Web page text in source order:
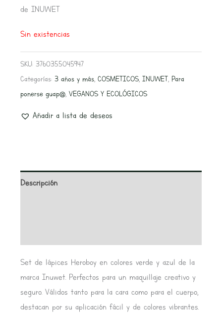
de INUWET
Sin existencias
SKU: 3760355045947
Categorías: 3 años y más, COSMETICOS, INUWET, Para
ponerse guap@, VEGANOS Y ECOLÓGICOS
Añadir a lista de deseos
Descripción
Set de lápices Heroboy en colores verde y azul de la
marca Inuwet. Perfectos para un maquillaje creativo y
seguro. Válidos tanto para la cara como para el cuerpo,
destacan por su aplicación fácil y de colores vibrantes.